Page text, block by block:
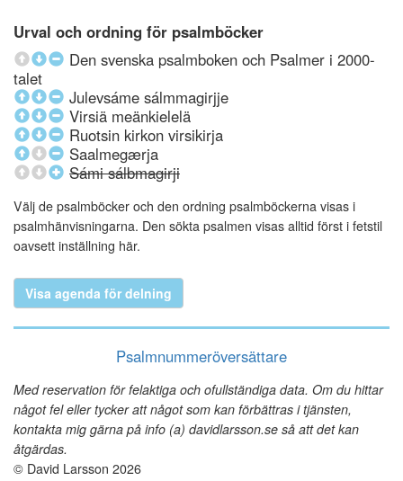
Urval och ordning för psalmböcker
Den svenska psalmboken och Psalmer i 2000-
talet
Julevsáme sálmmagirjje
Virsiä meänkielelä
Ruotsin kirkon virsikirja
Saalmegærja
Sámi sálbmagirji
Välj de psalmböcker och den ordning psalmböckerna visas i
psalmhänvisningarna. Den sökta psalmen visas alltid först i fetstil
oavsett inställning här.
Visa agenda för delning
Psalmnummeröversättare
Med reservation för felaktiga och ofullständiga data. Om du hittar
något fel eller tycker att något som kan förbättras i tjänsten,
kontakta mig gärna på info (a) davidlarsson.se så att det kan
åtgärdas.
© David Larsson 2026